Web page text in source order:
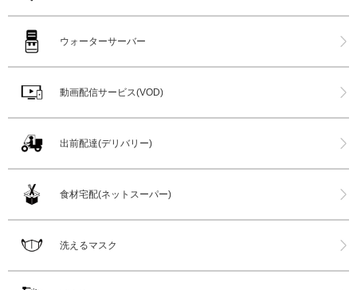
ウォーターサーバー
動画配信サービス(VOD)
出前配達(デリバリー)
食材宅配(ネットスーパー)
洗えるマスク